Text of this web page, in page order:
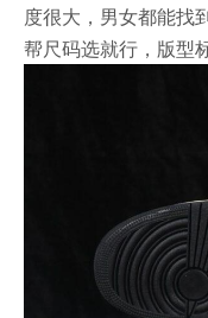
度很大，男女都能找
帮尺码选就行，版型